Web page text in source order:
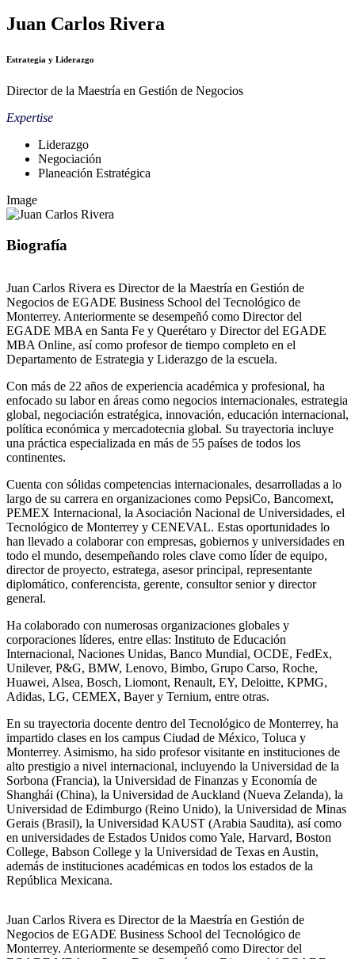
Juan Carlos Rivera
Estrategia y Liderazgo
Director de la Maestría en Gestión de Negocios
Expertise
Liderazgo
Negociación
Planeación Estratégica
Image
Biografía
Juan Carlos Rivera es Director de la Maestría en Gestión de
Negocios de EGADE Business School del Tecnológico de
Monterrey. Anteriormente se desempeñó como Director del
EGADE MBA en Santa Fe y Querétaro y Director del EGADE
MBA Online, así como profesor de tiempo completo en el
Departamento de Estrategia y Liderazgo de la escuela.
Con más de 22 años de experiencia académica y profesional, ha
enfocado su labor en áreas como negocios internacionales, estrategia
global, negociación estratégica, innovación, educación internacional,
política económica y mercadotecnia global. Su trayectoria incluye
una práctica especializada en más de 55 países de todos los
continentes.
Cuenta con sólidas competencias internacionales, desarrolladas a lo
largo de su carrera en organizaciones como PepsiCo, Bancomext,
PEMEX Internacional, la Asociación Nacional de Universidades, el
Tecnológico de Monterrey y CENEVAL. Estas oportunidades lo
han llevado a colaborar con empresas, gobiernos y universidades en
todo el mundo, desempeñando roles clave como líder de equipo,
director de proyecto, estratega, asesor principal, representante
diplomático, conferencista, gerente, consultor senior y director
general.
Ha colaborado con numerosas organizaciones globales y
corporaciones líderes, entre ellas: Instituto de Educación
Internacional, Naciones Unidas, Banco Mundial, OCDE, FedEx,
Unilever, P&G, BMW, Lenovo, Bimbo, Grupo Carso, Roche,
Huawei, Alsea, Bosch, Liomont, Renault, EY, Deloitte, KPMG,
Adidas, LG, CEMEX, Bayer y Ternium, entre otras.
En su trayectoria docente dentro del Tecnológico de Monterrey, ha
impartido clases en los campus Ciudad de México, Toluca y
Monterrey. Asimismo, ha sido profesor visitante en instituciones de
alto prestigio a nivel internacional, incluyendo la Universidad de la
Sorbona (Francia), la Universidad de Finanzas y Economía de
Shanghái (China), la Universidad de Auckland (Nueva Zelanda), la
Universidad de Edimburgo (Reino Unido), la Universidad de Minas
Gerais (Brasil), la Universidad KAUST (Arabia Saudita), así como
en universidades de Estados Unidos como Yale, Harvard, Boston
College, Babson College y la Universidad de Texas en Austin,
además de instituciones académicas en todos los estados de la
República Mexicana.
Juan Carlos Rivera es Director de la Maestría en Gestión de
Negocios de EGADE Business School del Tecnológico de
Monterrey. Anteriormente se desempeñó como Director del